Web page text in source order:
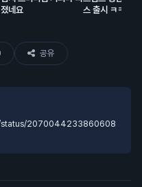
졌네요
스 출시 ㅋㅋㅋ
공유
status/2070044233860608